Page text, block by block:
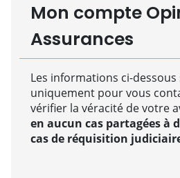
Mon compte
Assurances
Les informations ci-
uniquement pour vous
vérifier la véracité de votre
en aucun cas partagées à
cas de réquisition